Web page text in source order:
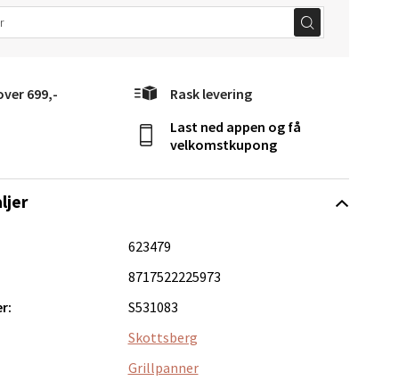
699,- Rask levering
Last ned appen og få
velkomstkupong
623479
8717522225973
S531083
Skottsberg
Grillpanner
g